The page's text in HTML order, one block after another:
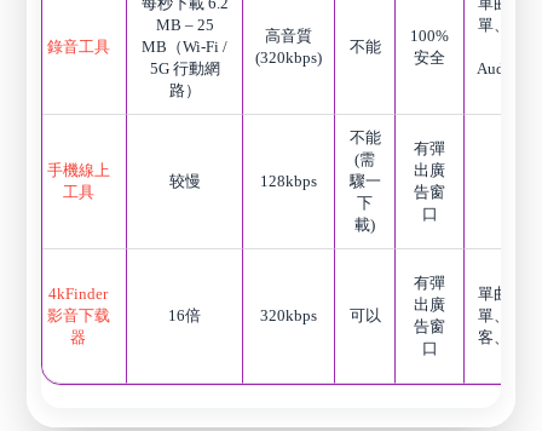
錄音工具
MB – 25
MB（Wi-Fi /
5G 行動網
路）
高音質
(320kbps)
不能
100%
安全
單、專
手機線上
工具
较慢 128kbps
不能
(需
驟一
下
載)
有彈
出廣
告窗
口
4kFinder
影音下载
器
16倍 320kbps 可以
有彈
出廣
告窗
口
單曲、
單、專
客、音